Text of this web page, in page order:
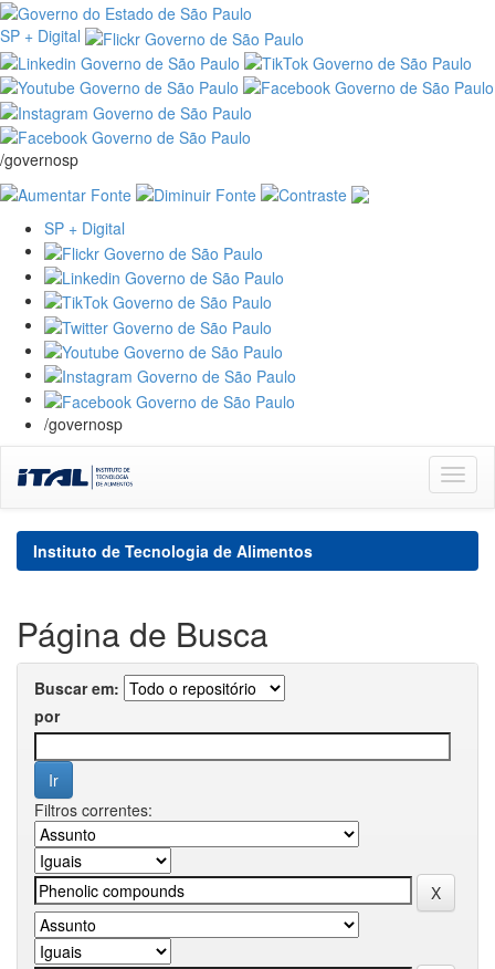
SP + Digital
/governosp
SP + Digital
/governosp
navigation
Instituto de Tecnologia de Alimentos
Página de Busca
Buscar em:
por
Filtros correntes: